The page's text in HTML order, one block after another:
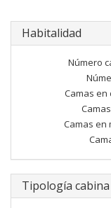
Habitalidad
Número
Camas en
Camas en
Tipología cabina